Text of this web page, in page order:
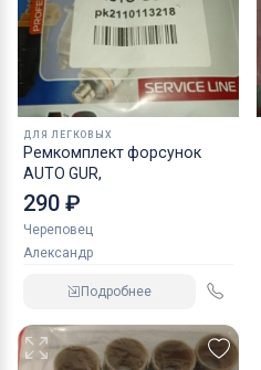
ДЛЯ ЛЕГКОВЫХ
Ремкомплект форсунок
AUTO GUR,
290 ₽
Череповец
Александр
Подробнее